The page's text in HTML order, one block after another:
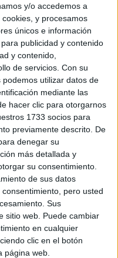
y/o accedemos a
y procesamos
únicos e información
publicidad y contenido
y contenido,
de servicios. Con su
utilizar datos de
mediante las
hacer clic para otorgarnos
1733 socios para
previamente descrito. De
denegar su
más detallada y
su consentimiento.
de sus datos
pero usted
Sus
sitio web. Puede cambiar
en cualquier
clic en el botón
página web.